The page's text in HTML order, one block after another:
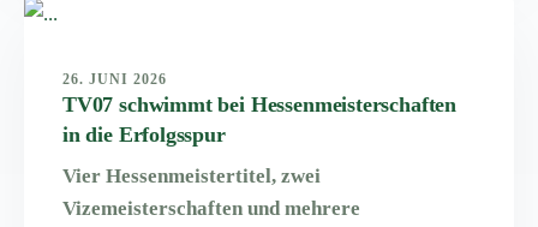
26. JUNI 2026
TV07 schwimmt bei Hessenmeisterschaften
in die Erfolgsspur
Vier Hessenmeistertitel, zwei
Vizemeisterschaften und mehrere